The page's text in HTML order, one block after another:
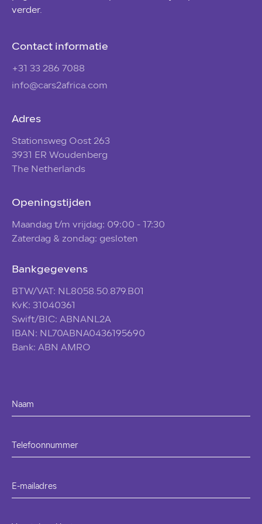
verder.
Contact informatie
+31 33 286 7088
info@cars2africa.com
Adres
Stationsweg Oost 263
3931 ER Woudenberg
The Netherlands
Openingstijden
Maandag t/m vrijdag: 09:00 - 17:30
Zaterdag & zondag: gesloten
Bankgegevens
BTW/VAT: NL8058.50.879.B01
KvK: 31040361
Swift/BIC: ABNANL2A
IBAN: NL70ABNA0436195690
Bank: ABN AMRO
Naam
Telefoonnummer
E-mailadres